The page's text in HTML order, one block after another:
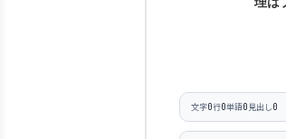
理は
文字0行0単語0 見出し0